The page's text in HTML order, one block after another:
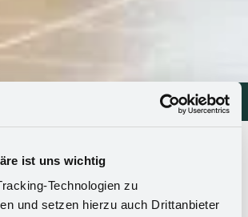
ist uns wichtig
Technologien zu
und setzen hierzu auch Drittanbieter
negozi